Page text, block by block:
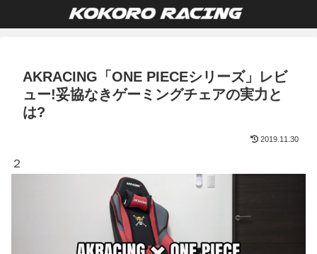
AKRACING「ONE PIECEシリーズ」レビ
ュー!妥協なきゲーミングチェアの実力と
は?
2019.11.30
２